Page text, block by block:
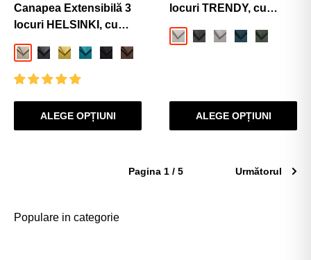
vânzare
Canapea Extensibilă 3
locuri HELSINKI, cu
ladă de depozitare,
227x90x90 cm
Bej-Enjoy
Gri-Inchis-Enjoy
Galben-Enjoy
Turcoaz-Enjoy
Negru-Enjoy
Maro-Enjoy
ALEGE OPȚIUNI
locuri TRENDY, cu
tetiere reglabile,
250x95x105 cm
Crem-Memphis
Gri-Cenusiu-Memphis
Gri-Argintiu-
Albastru-
Verde-
ALEGE OPȚIUNI
Pagina 1 / 5 Următorul
Populare in categorie